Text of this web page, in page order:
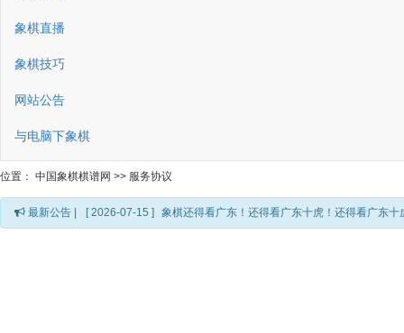
象棋直播
象棋技巧
网站公告
与电脑下象棋
位置： 中国象棋棋谱网 >> 服务协议
最新公告 | [ 2026-07-15 ] 象棋还得看广东！还得看广东十虎！还得看广东十